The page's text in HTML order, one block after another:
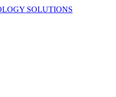
SOLUTIONS